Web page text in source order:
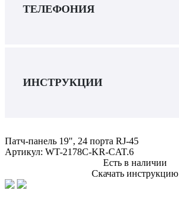
ТЕЛЕФОНИЯ
ИНСТРУКЦИИ
Патч-панель 19", 24 порта RJ-45
Артикул: WT-2178C-KR-CAT.6
Есть в наличии
Скачать инструкцию